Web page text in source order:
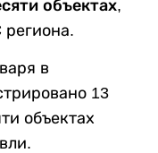
объектах,
в
13
объектах